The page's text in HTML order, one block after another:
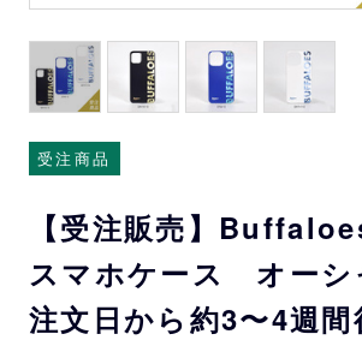
受注商品
【受注販売】
スマホケース オーシ
注文日から約3〜4週間